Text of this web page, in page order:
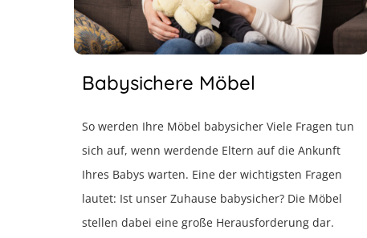
Babysichere Möbel
So werden Ihre Möbel babysicher Viele Fragen tun
sich auf, wenn werdende Eltern auf die Ankunft
Ihres Babys warten. Eine der wichtigsten Fragen
lautet: Ist unser Zuhause babysicher? Die Möbel
stellen dabei eine große Herausforderung dar.